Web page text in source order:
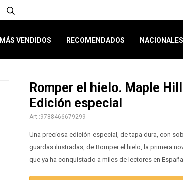
MÁS VENDIDOS RECOMENDADOS NACIONALES
Romper el hielo. Maple
Edición especial
9788466679299
Una preciosa edición especial, de tapa dura, con
guardas ilustradas, de Romper el hielo, la primera
que ya ha conquistado a miles de lectores en